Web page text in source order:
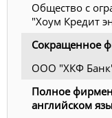
Общество с
"Хоум Кредит
Сокращенное
ООО "ХКФ
Полное
английском